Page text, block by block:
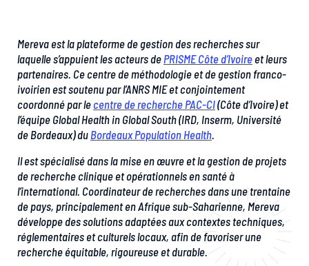
Mereva est la plateforme de gestion des recherches sur
laquelle s’appuient les acteurs de PRISME Côte d’Ivoireet leurs
partenaires. Ce centre de méthodologie et de gestion franco-
ivoirien est soutenu par l’ANRS MIE et conjointement
coordonné par le centre de recherche PAC-CI(Côte d’Ivoire) et
l’équipe Global Health in Global South (IRD, Inserm, Université
de Bordeaux) du Bordeaux Population Health
Il est spécialisé dans la mise en œuvre et la gestion de projets
de recherche clinique et opérationnels en santé à
l’international. Coordinateur de recherches dans une trentaine
de pays, principalement en Afrique sub-Saharienne, Mereva
développe des solutions adaptées aux contextes techniques,
réglementaires et culturels locaux, afin de favoriser une
recherche équitable, rigoureuse et durable.